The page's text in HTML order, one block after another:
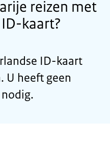
reizen met
kaart?
ID-kaart
U heeft geen